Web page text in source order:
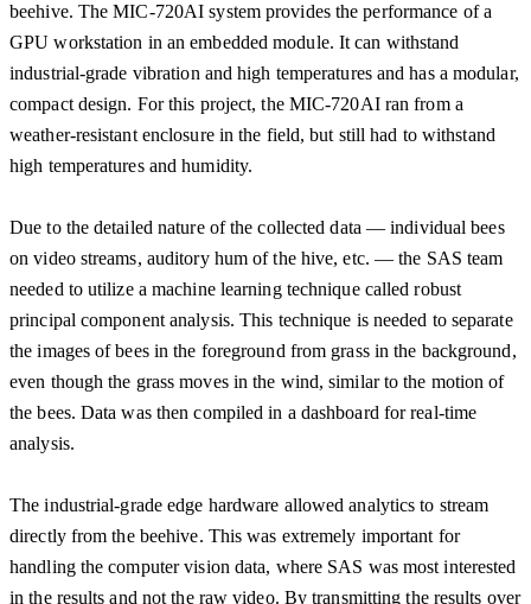
beehive. The MIC-720AI system provides the performance of a
GPU workstation in an embedded module. It can withstand
industrial-grade vibration and high temperatures and has a modular,
compact design. For this project, the MIC-720AI ran from a
weather-resistant enclosure in the field, but still had to withstand
high temperatures and humidity.
Due to the detailed nature of the collected data — individual bees
on video streams, auditory hum of the hive, etc. — the SAS team
needed to utilize a machine learning technique called robust
principal component analysis. This technique is needed to separate
the images of bees in the foreground from grass in the background,
even though the grass moves in the wind, similar to the motion of
the bees. Data was then compiled in a dashboard for real-time
analysis.
The industrial-grade edge hardware allowed analytics to stream
directly from the beehive. This was extremely important for
handling the computer vision data, where SAS was most interested
in the results and not the raw video. By transmitting the results over